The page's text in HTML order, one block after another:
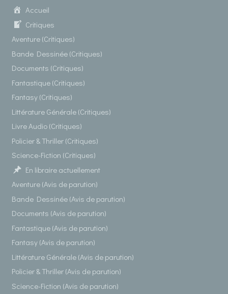
Accueil
Critiques
Aventure (Critiques)
Bande Dessinée (Critiques)
Documents (Critiques)
Fantastique (Critiques)
Fantasy (Critiques)
Littérature Générale (Critiques)
Livre Audio (Critiques)
Policier & Thriller (Critiques)
Science-Fiction (Critiques)
En libraire actuellement
Aventure (Avis de parution)
Bande Dessinée (Avis de parution)
Documents (Avis de parution)
Fantastique (Avis de parution)
Fantasy (Avis de parution)
Littérature Générale (Avis de parution)
Policier & Thriller (Avis de parution)
Science-Fiction (Avis de parution)